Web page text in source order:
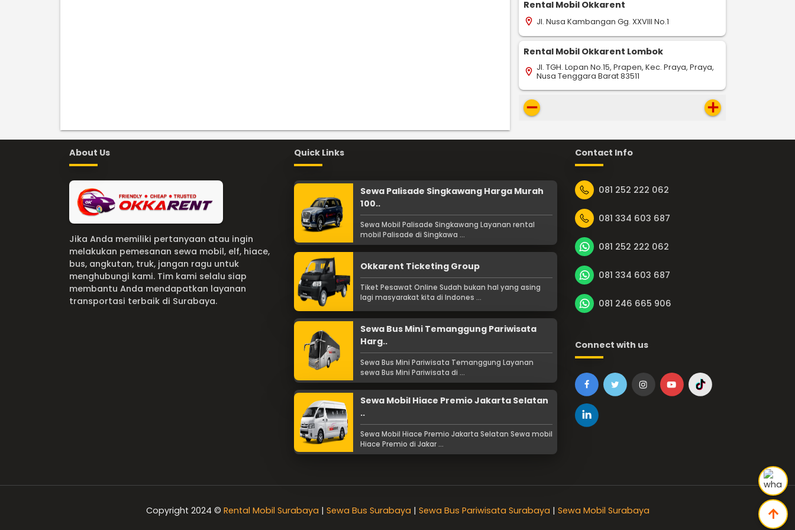
Rental Mobil Okkarent
location_on Jl. Nusa Kambangan Gg. XXVIII No.1
Rental Mobil Okkarent Lombok
location_on Jl. TGH. Lopan No.15, Prapen, Kec. Praya, Praya,
Nusa Tenggara Barat 83511
remove add
About Us
Jika Anda memiliki pertanyaan atau ingin
melakukan pemesanan sewa mobil, elf, hiace,
bus, angkutan, truk, jangan ragu untuk
menghubungi kami. Tim kami selalu siap
membantu Anda mendapatkan layanan
transportasi terbaik di Surabaya.
Quick Links
Sewa Palisade Singkawang Harga Murah
100..
Sewa Mobil Palisade Singkawang Layanan rental
mobil Palisade di Singkawa ...
Okkarent Ticketing Group
Tiket Pesawat Online Sudah bukan hal yang asing
lagi masyarakat kita di Indones ...
Sewa Bus Mini Temanggung Pariwisata
Harg..
Sewa Bus Mini Pariwisata Temanggung Layanan
sewa Bus Mini Pariwisata di ...
Sewa Mobil Hiace Premio Jakarta Selatan
..
Sewa Mobil Hiace Premio Jakarta Selatan Sewa mobil
Hiace Premio di Jakar ...
Contact Info
081 252 222 062
081 334 603 687
081 252 222 062
081 334 603 687
081 246 665 906
Connect with us
Copyright 2024 © Rental Mobil Surabaya | Sewa Bus Surabaya | Sewa Bus Pariwisata Surabaya | Sewa Mobil Surabaya arrow_upward